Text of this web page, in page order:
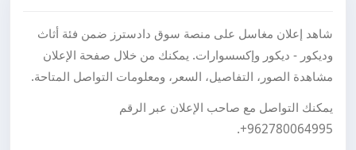
شاهد إعلان مغاسل على منصة سوق دادسترز ضمن فئة أثاث
وديكور - ديكور وإكسسوارات. يمكنك من خلال صفحة الإعلان
مشاهدة الصور، التفاصيل، السعر، ومعلومات التواصل المتاحة.
يمكنك التواصل مع صاحب الإعلان عبر الرقم
+962780064995
.